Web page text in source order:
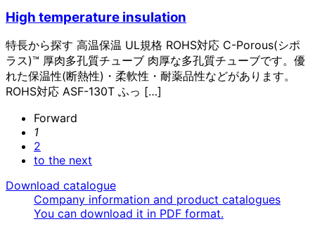
High temperature insulation
特長から探す 高温保温 UL規格 ROHS対応 C-Porous(シポ
ラス)™ 厚肉多孔質チューブ 肉厚な多孔質チューブです。優
れた保温性(断熱性)・柔軟性・耐薬品性などがあります。
ROHS対応 ASF-130T ふっ […]
Forward
1
2
to the next
Download catalogue
Company information and product catalogues
You can download it in PDF format.